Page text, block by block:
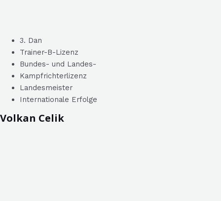
3. Dan
Trainer-B-Lizenz
Bundes- und Landes-
Kampfrichterlizenz
Landesmeister
Internationale Erfolge
Volkan Celik